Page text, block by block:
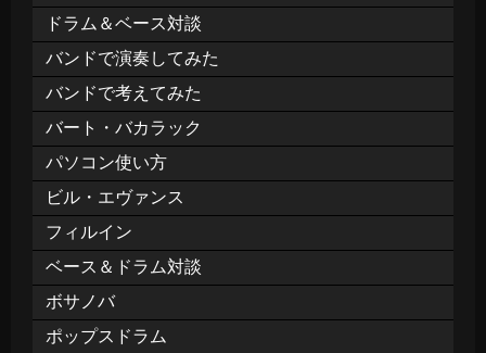
ドラム＆ベース対談
バンドで演奏してみた
バンドで考えてみた
バート・バカラック
パソコン使い方
ビル・エヴァンス
フィルイン
ベース＆ドラム対談
ボサノバ
ポップスドラム